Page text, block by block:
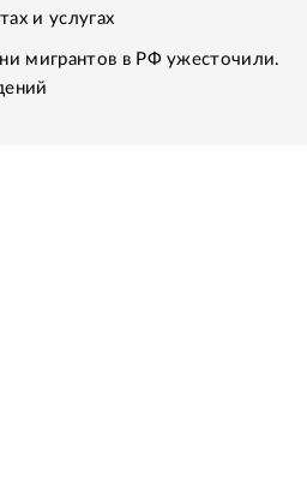
и услугах
мигрантов в РФ ужесточили.